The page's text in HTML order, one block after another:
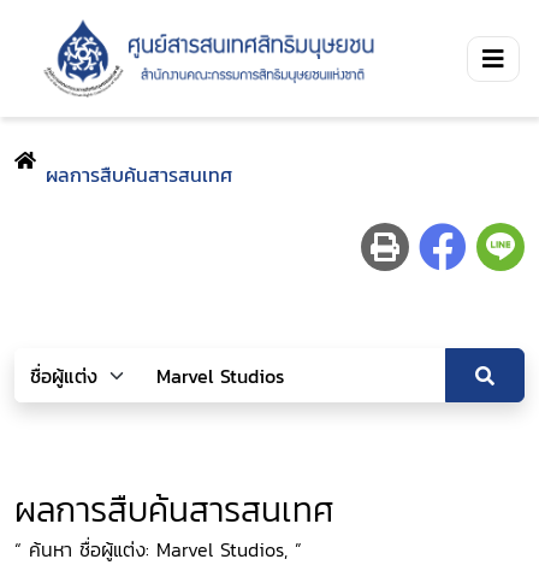
ผลการสืบค้นสารสนเทศ
ผลการสืบค้นสารสนเทศ
“ ค้นหา ชื่อผู้แต่ง: Marvel Studios, ”